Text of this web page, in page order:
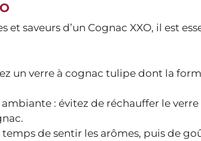
saveurs d’un Cognac XXO, il est
un verre à cognac tulipe dont la
: évitez de réchauffer le
de sentir les arômes, puis de